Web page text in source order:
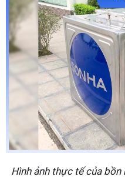
Hình ảnh thực tế của